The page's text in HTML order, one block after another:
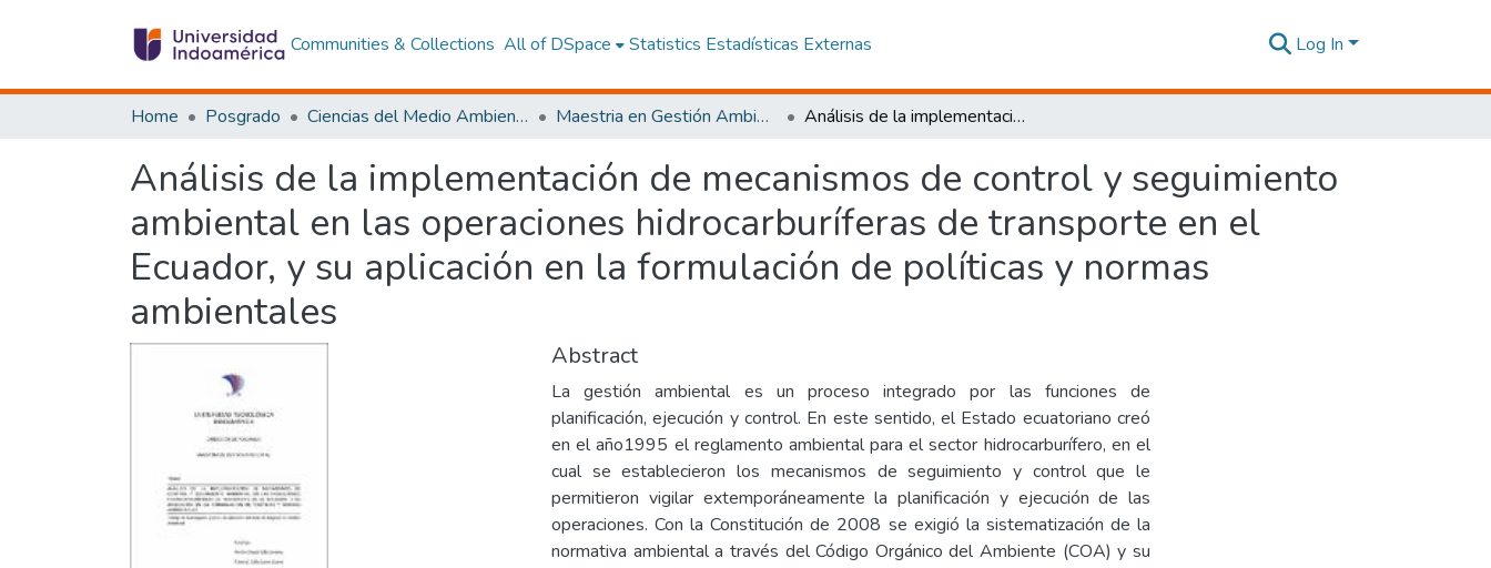
Communities & Collections All of DSpace Statistics Estadísticas Externas Log In
Home Posgrado Ciencias del Medio Ambiente Maestria en Gestión Ambiental Análisis de la implementación de mecanismos de control y seguimiento ambiental en las operaciones hidrocarburíferas de transporte en el Ecuador, y su aplicación en la formulación de políticas y normas ambientales
Análisis de la implementación de mecanismos de control y seguimiento
ambiental en las operaciones hidrocarburíferas de transporte en el
Ecuador, y su aplicación en la formulación de políticas y normas
ambientales
Abstract
La gestión ambiental es un proceso integrado por las funciones de
planificación, ejecución y control. En este sentido, el Estado ecuatoriano creó
en el año1995 el reglamento ambiental para el sector hidrocarburífero, en el
cual se establecieron los mecanismos de seguimiento y control que le
permitieron vigilar extemporáneamente la planificación y ejecución de las
operaciones. Con la Constitución de 2008 se exigió la sistematización de la
normativa ambiental a través del Código Orgánico del Ambiente (COA) y su